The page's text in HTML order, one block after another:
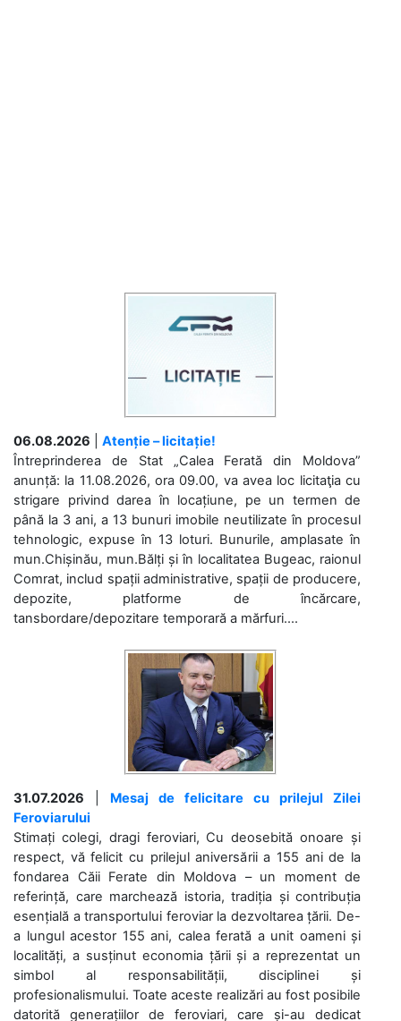
06.08.2026
Atenție – licitație!
Întreprinderea de Stat „Calea Ferată din Moldova”
anunță: la 11.08.2026, ora 09.00, va avea loc licitaţia cu
strigare privind darea în locațiune, pe un termen de
până la 3 ani, a 13 bunuri imobile neutilizate în procesul
tehnologic, expuse în 13 loturi. Bunurile, amplasate în
mun.Chișinău, mun.Bălți și în localitatea Bugeac, raionul
Comrat, includ spații administrative, spații de producere,
depozite, platforme de încărcare,
tansbordare/depozitare temporară a mărfuri....
31.07.2026
Mesaj de felicitare cu prilejul Zilei
Feroviarului
Stimați colegi, dragi feroviari, Cu deosebită onoare și
respect, vă felicit cu prilejul aniversării a 155 ani de la
fondarea Căii Ferate din Moldova – un moment de
referință, care marchează istoria, tradiția și contribuția
esențială a transportului feroviar la dezvoltarea țării. De-
a lungul acestor 155 ani, calea ferată a unit oameni și
localități, a susținut economia țării și a reprezentat un
simbol al responsabilității, disciplinei și
profesionalismului. Toate aceste realizări au fost posibile
datorită generațiilor de feroviari, care și-au dedicat